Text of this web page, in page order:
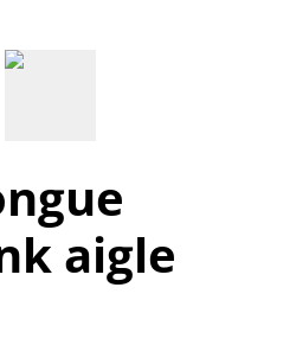
aigle